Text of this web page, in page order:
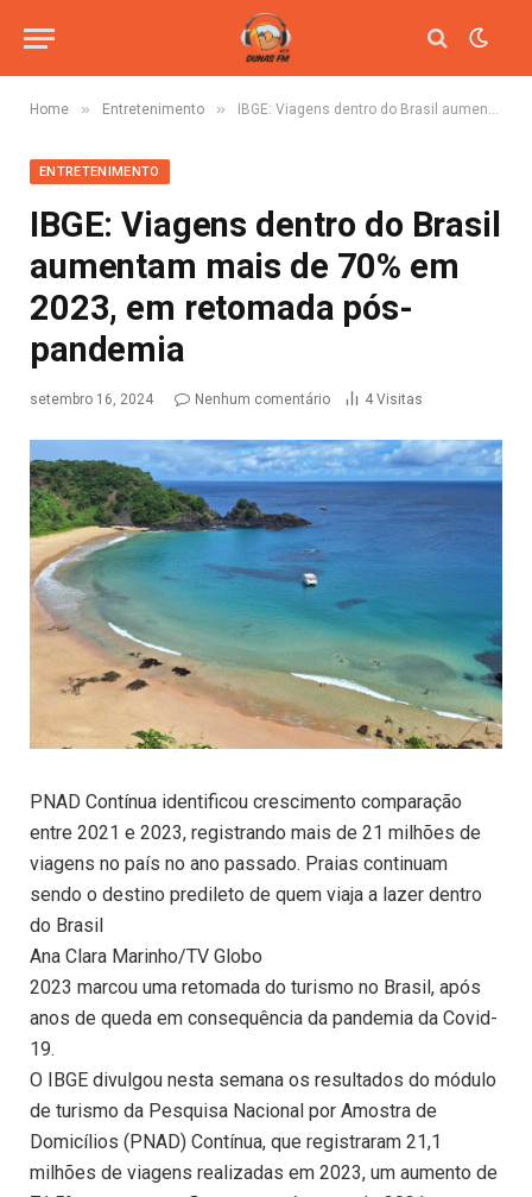
Home » Entretenimento » IBGE: Viagens dentro do Brasil aumentam mais de 70% em 2023, em retomada pós-pandemia
ENTRETENIMENTO
IBGE: Viagens dentro do Brasil
aumentam mais de 70% em
2023, em retomada pós-
pandemia
setembro 16, 2024 Nenhum comentário 4 Visitas
PNAD Contínua identificou crescimento comparação
entre 2021 e 2023, registrando mais de 21 milhões de
viagens no país no ano passado. Praias continuam
sendo o destino predileto de quem viaja a lazer dentro
do Brasil
Ana Clara Marinho/TV Globo
2023 marcou uma retomada do turismo no Brasil, após
anos de queda em consequência da pandemia da Covid-
19.
O IBGE divulgou nesta semana os resultados do módulo
de turismo da Pesquisa Nacional por Amostra de
Domicílios (PNAD) Contínua, que registraram 21,1
milhões de viagens realizadas em 2023, um aumento de